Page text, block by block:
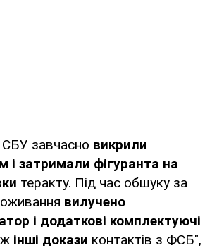
СБУ завчасно викрили
і затримали фігуранта на
теракту. Під час обшуку за
вилучено
і додаткові комплектуючі
інші докази контактів з ФСБ",